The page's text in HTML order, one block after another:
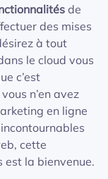
de
des mises
à tout
le cloud vous
c’est
n’en avez
en ligne
cette
est la bienvenue.